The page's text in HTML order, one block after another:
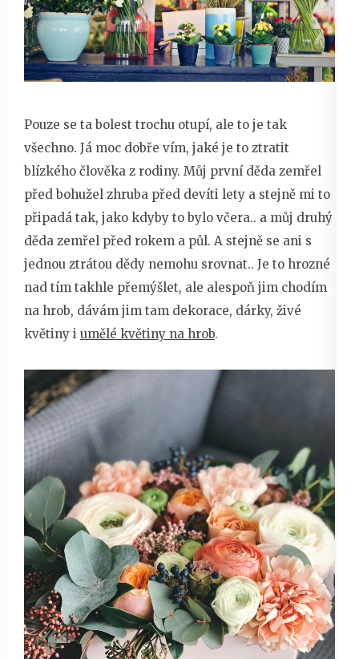
Pouze se ta bolest trochu otupí, ale to je tak
všechno. Já moc dobře vím, jaké je to ztratit
blízkého člověka z rodiny. Můj první děda zemřel
před bohužel zhruba před devíti lety a stejně mi to
připadá tak, jako kdyby to bylo včera.. a můj druhý
děda zemřel před rokem a půl. A stejně se ani s
jednou ztrátou dědy nemohu srovnat.. Je to hrozné
nad tím takhle přemýšlet, ale alespoň jim chodím
na hrob, dávám jim tam dekorace, dárky, živé
květiny i umělé květiny na hrob.